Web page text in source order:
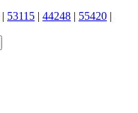
| 53115 | 44248 | 55420 |